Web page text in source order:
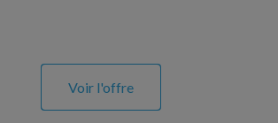
Voir l'offre